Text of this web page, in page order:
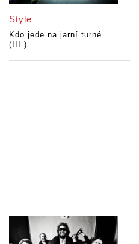
Style
Kdo jede na jarní turné
(III.):...